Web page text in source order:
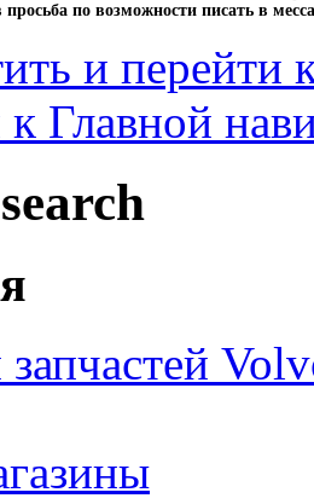
просьба по возможности писать в
и перейти
Главной